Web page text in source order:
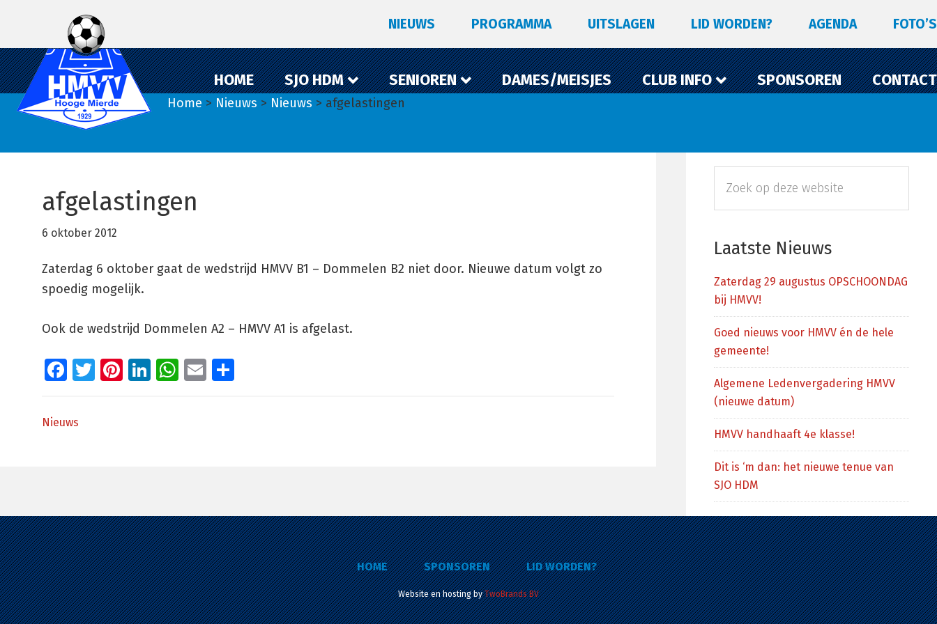
de
hoofdnavigatie
de
hoofd
inhoud
de
eerste
sidebar
NIEUWS PROGRAMMA UITSLAGEN LID WORDEN? AGENDA FOTO’S
HOME SJO HDM SENIOREN DAMES/MEISJES CLUB INFO SPONSOREN CONTACT
Home > Nieuws > Nieuws > afgelastingen
afgelastingen
6 oktober 2012
Zaterdag 6 oktober gaat de wedstrijd HMVV B1 – Dommelen B2 niet door. Nieuwe datum volgt zo
spoedig mogelijk.
Ook de wedstrijd Dommelen A2 – HMVV A1 is afgelast.
Facebook
Twitter
Pinterest
LinkedIn
WhatsApp
Email
Nieuws
Primaire
Sidebar
deze
Laatste Nieuws
Zaterdag 29 augustus OPSCHOONDAG
bij HMVV!
Goed nieuws voor HMVV én de hele
gemeente!
Algemene Ledenvergadering HMVV
(nieuwe datum)
HMVV handhaaft 4e klasse!
Dit is ‘m dan: het nieuwe tenue van
SJO HDM
HOME SPONSOREN LID WORDEN?
Website en hosting byTwoBrands BV